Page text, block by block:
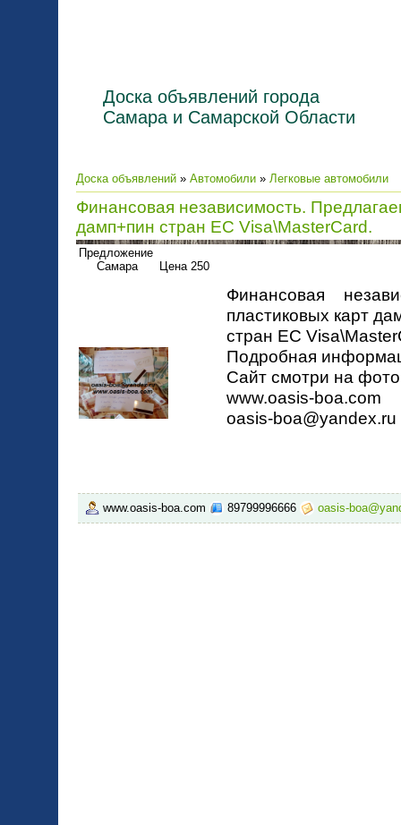
Доска объявлений города
Самара и Самарской Области
Доска объявлений » Автомобили » Легковые автомобили
Финансовая независимость.
дамп+пин стран ЕС Visa\MasterCard.
Предложение
Самара Цена 250
Финансовая
пластиковых карт
стран ЕС
Подробная
Сайт смотри на фото
www.oasis-boa.com
oasis-boa@yandex.ru
www.oasis-boa.com 89799996666 oasis-